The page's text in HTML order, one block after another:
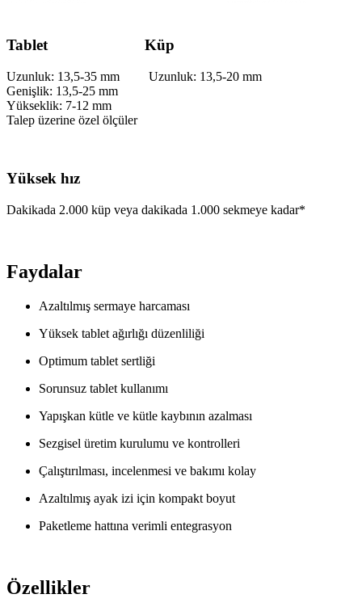
Tablet Küp
Uzunluk: 13,5-35 mm Uzunluk: 13,5-20 mm
Genişlik: 13,5-25 mm
Yükseklik: 7-12 mm
Talep üzerine özel ölçüler
Yüksek hız
Dakikada 2.000 küp veya dakikada 1.000 sekmeye kadar*
Faydalar
Azaltılmış sermaye harcaması
Yüksek tablet ağırlığı düzenliliği
Optimum tablet sertliği
Sorunsuz tablet kullanımı
Yapışkan kütle ve kütle kaybının azalması
Sezgisel üretim kurulumu ve kontrolleri
Çalıştırılması, incelenmesi ve bakımı kolay
Azaltılmış ayak izi için kompakt boyut
Paketleme hattına verimli entegrasyon
Özellikler